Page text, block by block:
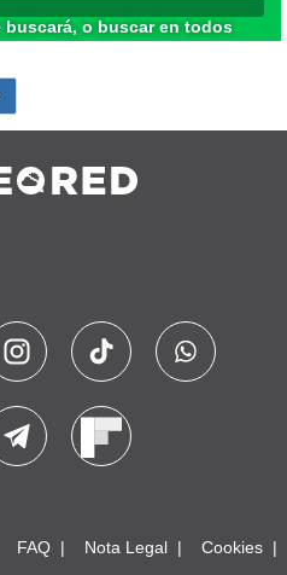
o buscar en todos
FAQ Nota Legal Cookies